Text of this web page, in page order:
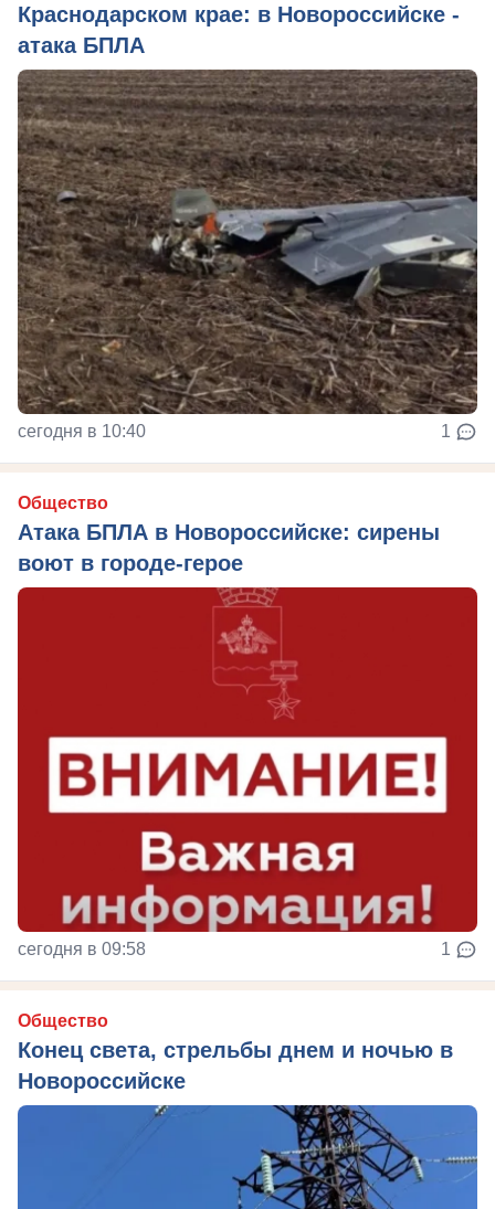
Краснодарском крае: в Новороссийске -
атака БПЛА
сегодня в 10:40 1
Общество
Атака БПЛА в Новороссийске: сирены
воют в городе-герое
сегодня в 09:58 1
Общество
Конец света, стрельбы днем и ночью в
Новороссийске